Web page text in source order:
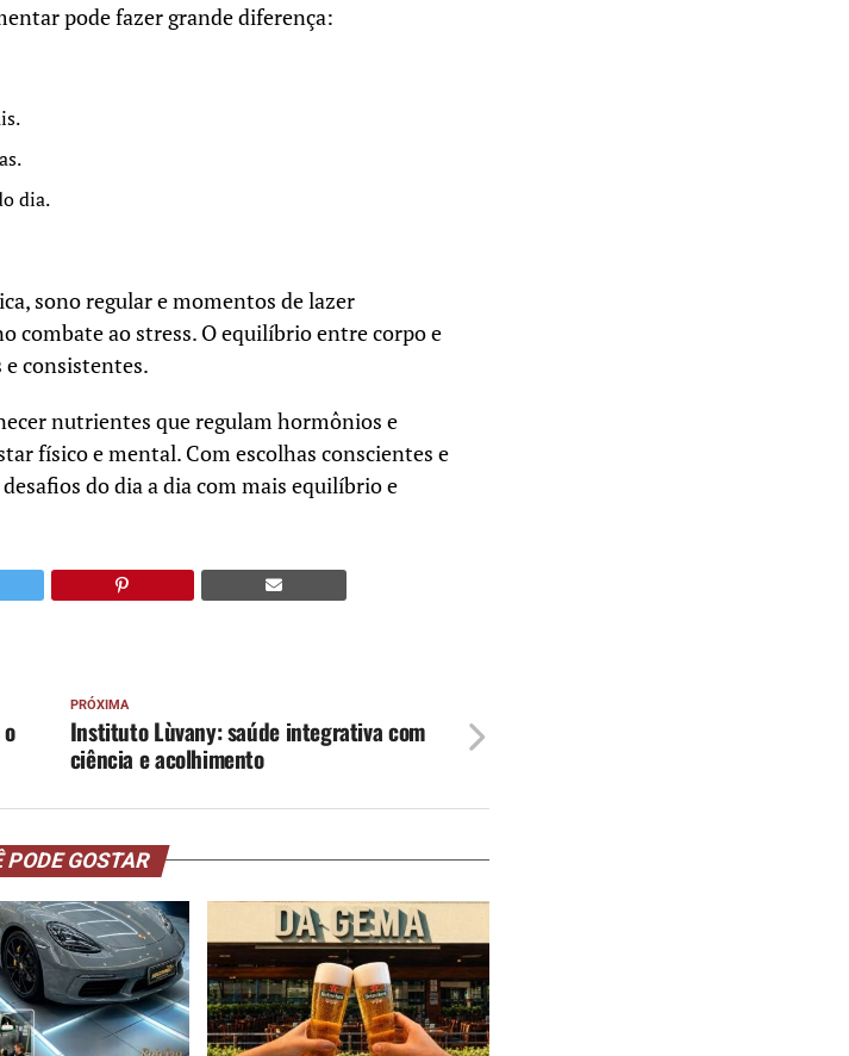
pode fazer grande diferença:
dia.
sono regular e momentos de lazer
combate ao stress. O equilíbrio entre corpo e
consistentes.
nutrientes que regulam hormônios e
físico e mental. Com escolhas conscientes e
do dia a dia com mais equilíbrio e
PRÓXIMA
Instituto Lùvany: saúde integrativa com
ciência e acolhimento
PODE GOSTAR